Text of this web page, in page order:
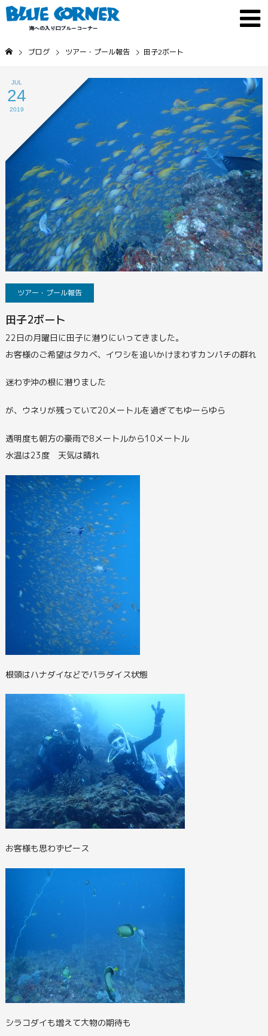
ブログ ツアー・プール報告 田子2ボート
JUL
24
2019
ツアー・プール報告
田子2ボート
22日の月曜日に田子に潜りにいってきました。
お客様のご希望はタカベ、イワシを追いかけまわすカンパチの群れ
迷わず沖の根に潜りました
が、ウネリが残っていて20メートルを過ぎてもゆーらゆら
透明度も朝方の豪雨で8メートルから10メートル
水温は23度 天気は晴れ
根頭はハナダイなどでパラダイス状態
お客様も思わずピース
シラコダイも増えて大物の期待も